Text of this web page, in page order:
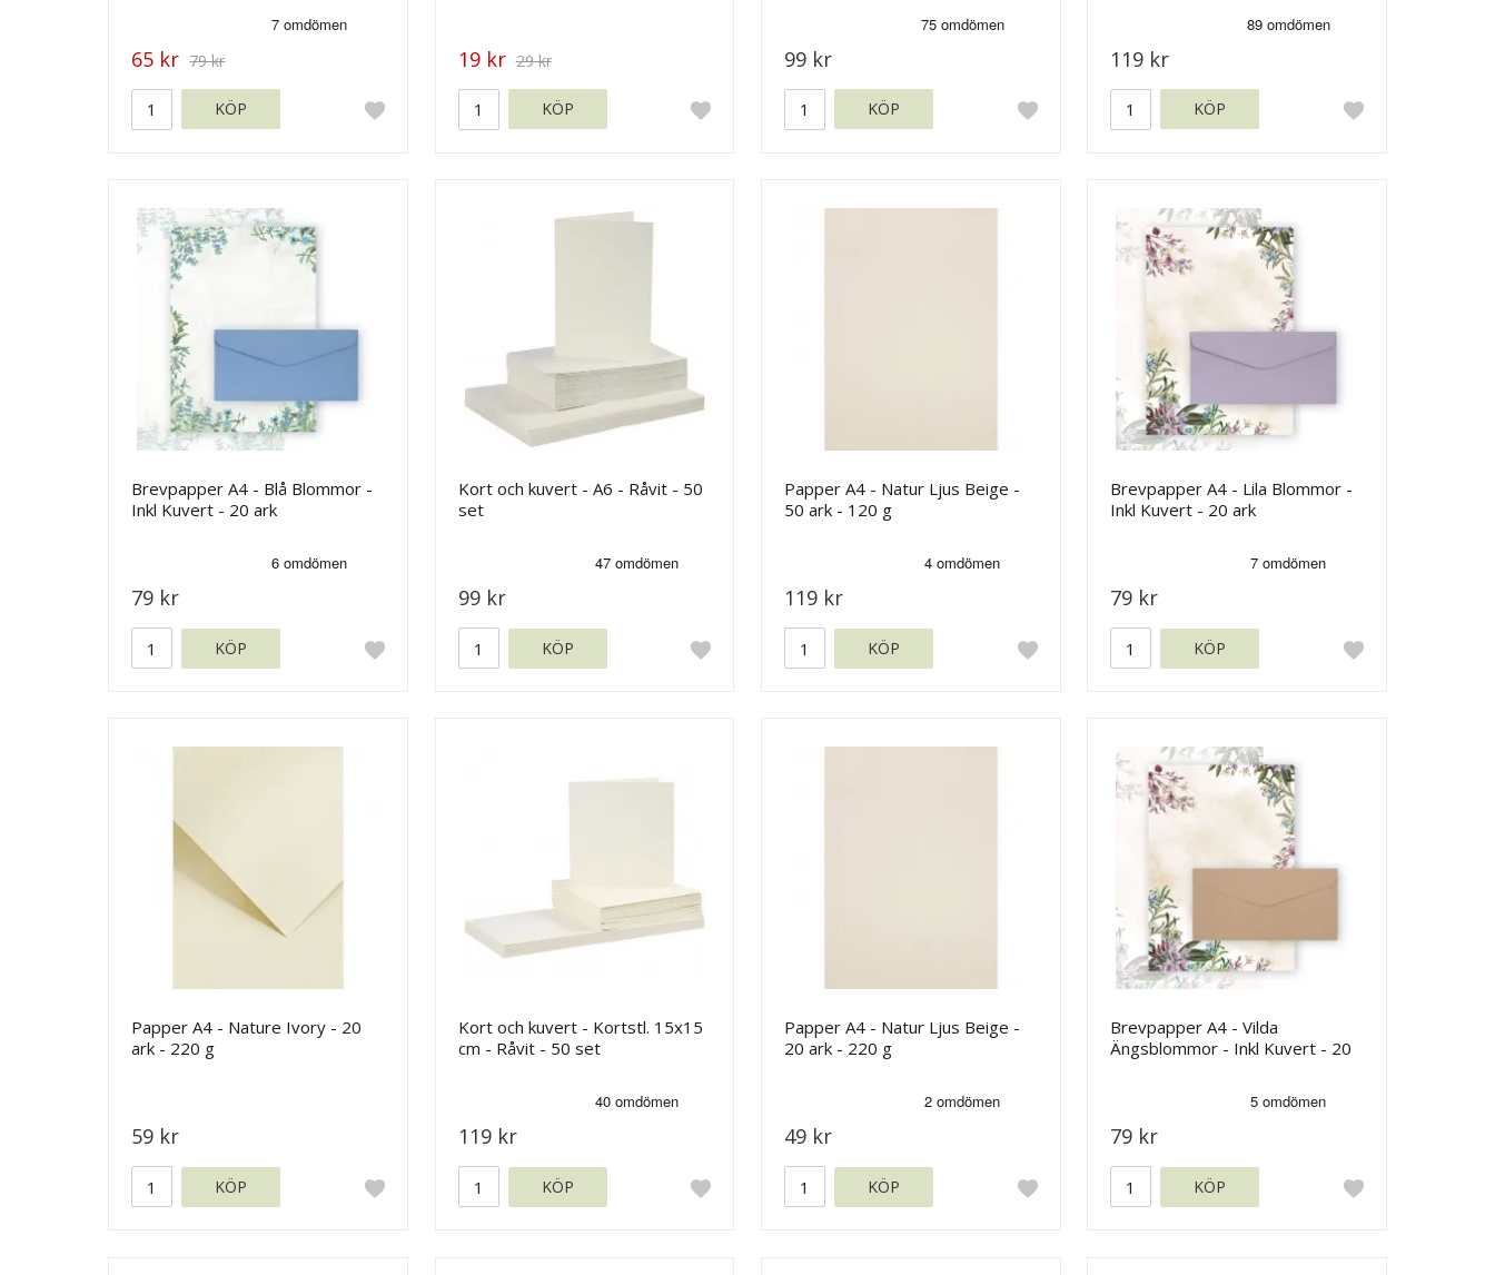
65 kr 79 kr
KÖP
19 kr 29 kr
KÖP
99 kr
KÖP
119 kr
KÖP
Brevpapper A4 - Blå Blommor -
Inkl Kuvert - 20 ark
79 kr
KÖP
Kort och kuvert - A6 - Råvit - 50
set
99 kr
KÖP
Papper A4 - Natur Ljus Beige -
50 ark - 120 g
119 kr
KÖP
Brevpapper A4 - Lila Blommor -
Inkl Kuvert - 20 ark
79 kr
KÖP
Papper A4 - Nature Ivory - 20
ark - 220 g
59 kr
KÖP
Kort och kuvert - Kortstl. 15x15
cm - Råvit - 50 set
119 kr
KÖP
Papper A4 - Natur Ljus Beige -
20 ark - 220 g
49 kr
KÖP
Brevpapper A4 - Vilda
Ängsblommor - Inkl Kuvert - 20
79 kr
KÖP